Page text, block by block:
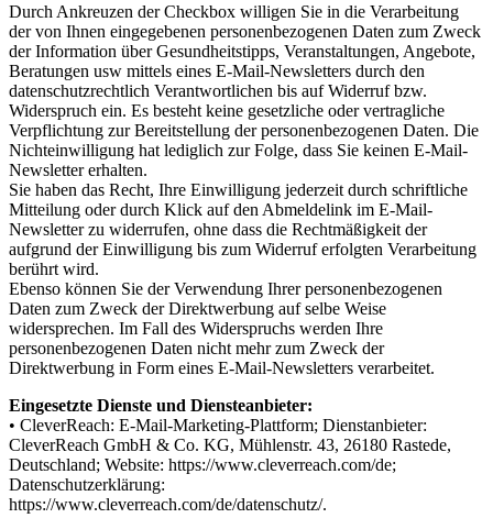
Durch Ankreuzen der Checkbox willigen Sie in die Verarbeitung
der von Ihnen eingegebenen personenbezogenen Daten zum Zweck
der Information über Gesundheitstipps, Veranstaltungen, Angebote,
Beratungen usw mittels eines E-Mail-Newsletters durch den
datenschutzrechtlich Verantwortlichen bis auf Widerruf bzw.
Widerspruch ein. Es besteht keine gesetzliche oder vertragliche
Verpflichtung zur Bereitstellung der personenbezogenen Daten. Die
Nichteinwilligung hat lediglich zur Folge, dass Sie keinen E-Mail-
Newsletter erhalten.
Sie haben das Recht, Ihre Einwilligung jederzeit durch schriftliche
Mitteilung oder durch Klick auf den Abmeldelink im E-Mail-
Newsletter zu widerrufen, ohne dass die Rechtmäßigkeit der
aufgrund der Einwilligung bis zum Widerruf erfolgten Verarbeitung
berührt wird.
Ebenso können Sie der Verwendung Ihrer personenbezogenen
Daten zum Zweck der Direktwerbung auf selbe Weise
widersprechen. Im Fall des Widerspruchs werden Ihre
personenbezogenen Daten nicht mehr zum Zweck der
Direktwerbung in Form eines E-Mail-Newsletters verarbeitet.
Eingesetzte Dienste und Diensteanbieter:
• CleverReach: E-Mail-Marketing-Plattform; Dienstanbieter:
CleverReach GmbH & Co. KG, Mühlenstr. 43, 26180 Rastede,
Deutschland; Website: https://www.cleverreach.com/de;
Datenschutzerklärung:
https://www.cleverreach.com/de/datenschutz/.